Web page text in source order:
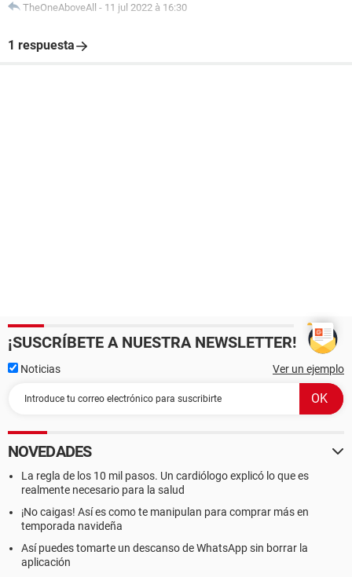
TheOneAboveAll - 11 jul 2022 à 16:30
1 respuesta
¡SUSCRÍBETE A NUESTRA NEWSLETTER!
Noticias Ver un ejemplo
NOVEDADES
La regla de los 10 mil pasos. Un cardiólogo explicó lo que es
realmente necesario para la salud
¡No caigas! Así es como te manipulan para comprar más en
temporada navideña
Así puedes tomarte un descanso de WhatsApp sin borrar la
aplicación